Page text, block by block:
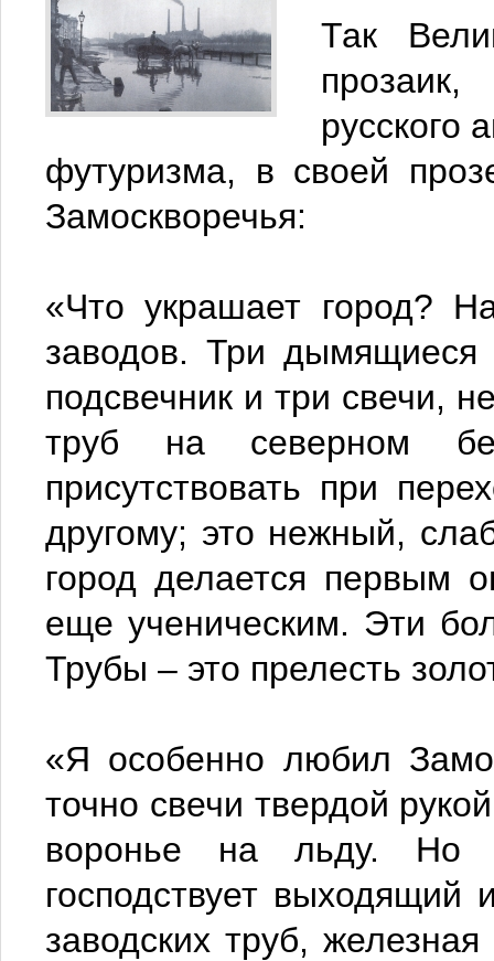
Так
русского
футуризма, в своей
Замоскворечья:
«Что украшает город?
заводов. Три дымящиеся
подсвечник и три свечи,
труб на северном
присутствовать при
другому; это нежный,
город делается первым
еще ученическим. Эти
Трубы – это прелесть
«Я особенно любил
точно свечи твердой
воронье на льду. Но
господствует выходящий
заводских труб,